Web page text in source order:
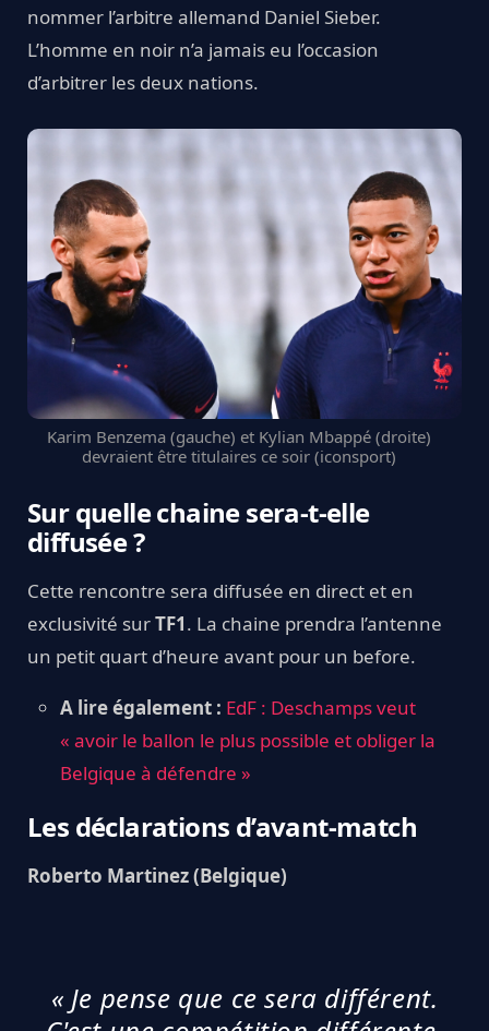
nommer l’arbitre allemand Daniel Sieber.
L’homme en noir n’a jamais eu l’occasion
d’arbitrer les deux nations.
Karim Benzema (gauche) et Kylian Mbappé (droite)
devraient être titulaires ce soir (iconsport)
Sur quelle chaine sera-t-elle
diffusée ?
Cette rencontre sera diffusée en direct et en
exclusivité surTF1. La chaine prendra l’antenne
un petit quart d’heure avant pour un before.
A lire également : EdF : Deschamps veut
« avoir le ballon le plus possible et obliger la
Belgique à défendre »
Les déclarations d’avant-match
Roberto Martinez (Belgique)
« Je pense que ce sera différent.